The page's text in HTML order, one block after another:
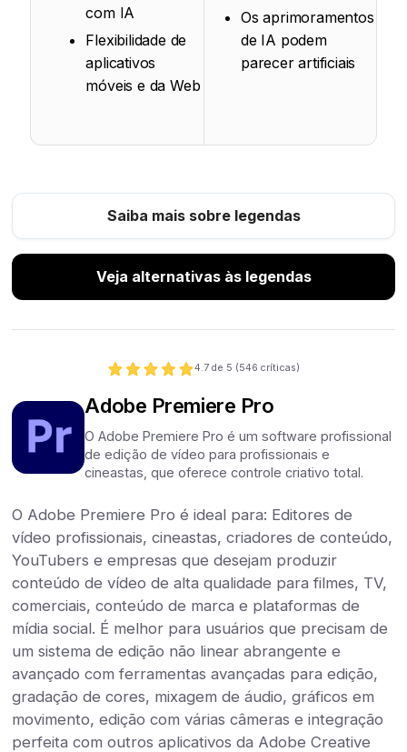
com IA
Flexibilidade de
aplicativos
móveis e da Web
Os aprimoramentos
de IA podem
parecer artificiais
Saiba mais sobre legendas
Veja alternativas às legendas
4.7 de 5 (546 críticas)
Adobe Premiere Pro
O Adobe Premiere Pro é um software profissional
de edição de vídeo para profissionais e
cineastas, que oferece controle criativo total.
O Adobe Premiere Pro é ideal para: Editores de
vídeo profissionais, cineastas, criadores de conteúdo,
YouTubers e empresas que desejam produzir
conteúdo de vídeo de alta qualidade para filmes, TV,
comerciais, conteúdo de marca e plataformas de
mídia social. É melhor para usuários que precisam de
um sistema de edição não linear abrangente e
avançado com ferramentas avançadas para edição,
gradação de cores, mixagem de áudio, gráficos em
movimento, edição com várias câmeras e integração
perfeita com outros aplicativos da Adobe Creative